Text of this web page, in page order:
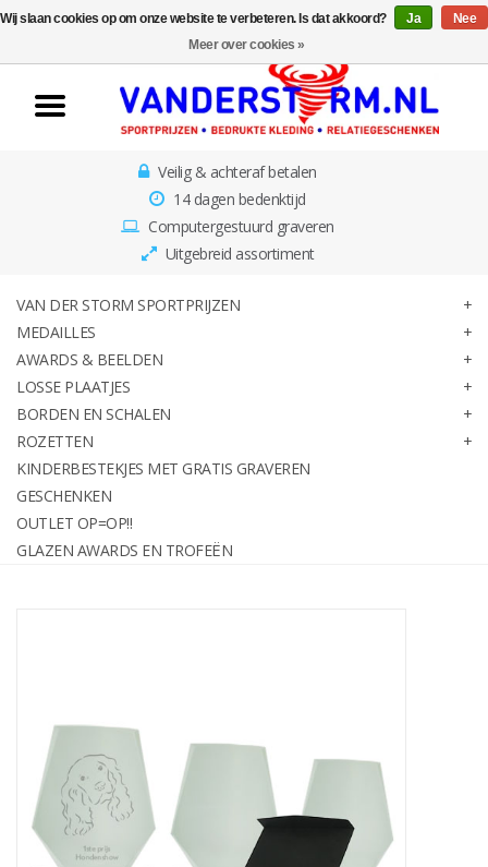
Home
Van der Storm
Sportprijzen
Awards & Beelden
Losse Plaatjes
Borden en schalen
Rozetten
Kinderbestekjes met gratis
Relatiegeschenken
Veilig & achteraf betalen
14 dagen bedenktijd
Computergestuurd graveren
Uitgebreid assortiment
VAN DER STORM SPORTPRIJZEN
MEDAILLES
AWARDS & BEELDEN
LOSSE PLAATJES
BORDEN EN SCHALEN
ROZETTEN
KINDERBESTEKJES MET GRATIS GRAVEREN
GESCHENKEN
OUTLET OP=OP!!
GLAZEN AWARDS EN TROFEËN
Wij slaan cookies op om onze website te verbeteren. Is dat akkoord? Ja
Nee
Meer over cookies »